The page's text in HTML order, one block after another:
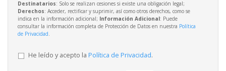
Destinatarios: Solo se realizan cesiones si existe una obligación legal;
Derechos: Acceder, rectificar y suprimir, así como otros derechos, como se
indica en la información adicional; Información Adicional: Puede
consultar la información completa de Protección de Datos en nuestra Política
de Privacidad.
He leído y acepto la Política de Privacidad.